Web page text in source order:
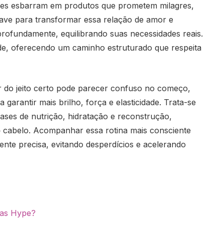
esbarram em produtos que prometem milagres,
para transformar essa relação de amor e
equilibrando suas necessidades reais.
oferecendo um caminho estruturado que respeita
jeito certo pode parecer confuso no começo,
garantir mais brilho, força e elasticidade. Trata-se
de nutrição, hidratação e reconstrução,
Acompanhar essa rotina mais consciente
precisa, evitando desperdícios e acelerando
Hype?